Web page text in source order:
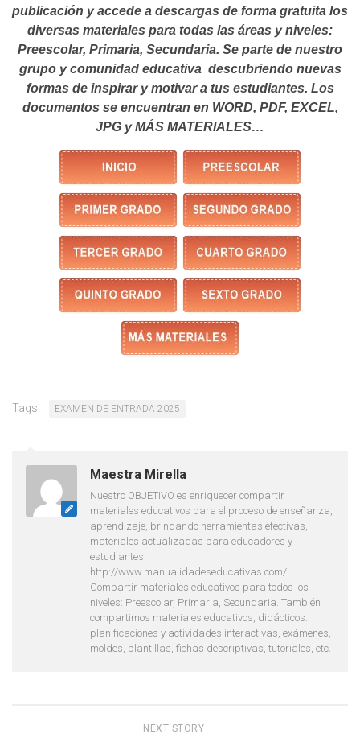
publicación y accede a descargas de forma gratuita los
diversas materiales para todas las áreas y niveles:
Preescolar, Primaria, Secundaria. Se parte de nuestro
grupo y comunidad educativa descubriendo nuevas
formas de inspirar y motivar a tus estudiantes. Los
documentos se encuentran en WORD, PDF, EXCEL,
JPG y MÁS MATERIALES…
Tags: EXAMEN DE ENTRADA 2025
Maestra Mirella
Nuestro OBJETIVO es enriquecer compartir
materiales educativos para el proceso de enseñanza,
aprendizaje, brindando herramientas efectivas,
materiales actualizadas para educadores y
estudiantes.
http://www.manualidadeseducativas.com/
Compartir materiales educativos para todos los
niveles: Preescolar, Primaria, Secundaria. También
compartimos materiales educativos, didácticos:
planificaciones y actividades interactivas, exámenes,
moldes, plantillas, fichas descriptivas, tutoriales, etc.
NEXT STORY